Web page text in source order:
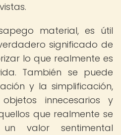
material, es útil
significado de
lo que realmente es
También se puede
y la simplificación,
innecesarios y
que realmente se
valor sentimental